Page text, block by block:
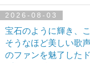
2026-08-03
宝石のように輝き、
そうなほど美しい歌
のファンを魅了した